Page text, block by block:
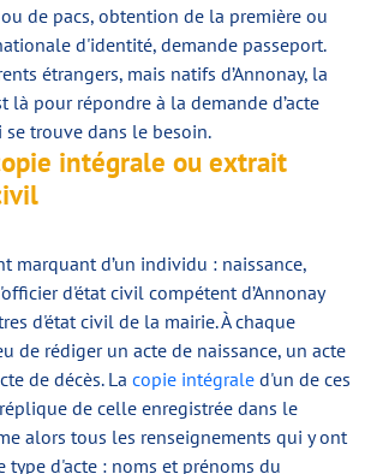
de pacs, obtention de la première ou
d'identité, demande passeport.
étrangers, mais natifs d’Annonay, la
là pour répondre à la demande d’acte
trouve dans le besoin.
intégrale ou extrait
marquant d’un individu : naissance,
d'état civil compétent d’Annonay
d'état civil de la mairie. À chaque
de rédiger un acte de naissance, un acte
de décès. La copie intégrale d'un de ces
de celle enregistrée dans le
alors tous les renseignements qui y ont
type d'acte : noms et prénoms du